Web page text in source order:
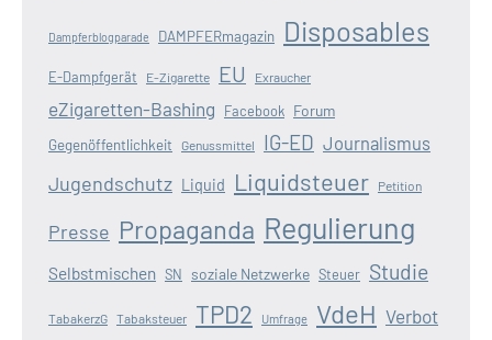
Dampferblogparade DAMPFERmagazin Disposables
E-Dampfgerät E-Zigarette EU Exraucher
eZigaretten-Bashing Facebook Forum
Gegenöffentlichkeit Genussmittel IG-ED Journalismus
Jugendschutz Liquid Liquidsteuer Petition
Presse Propaganda Regulierung
Selbstmischen SN soziale Netzwerke Steuer Studie
TabakerzG Tabaksteuer TPD2 Umfrage VdeH Verbot